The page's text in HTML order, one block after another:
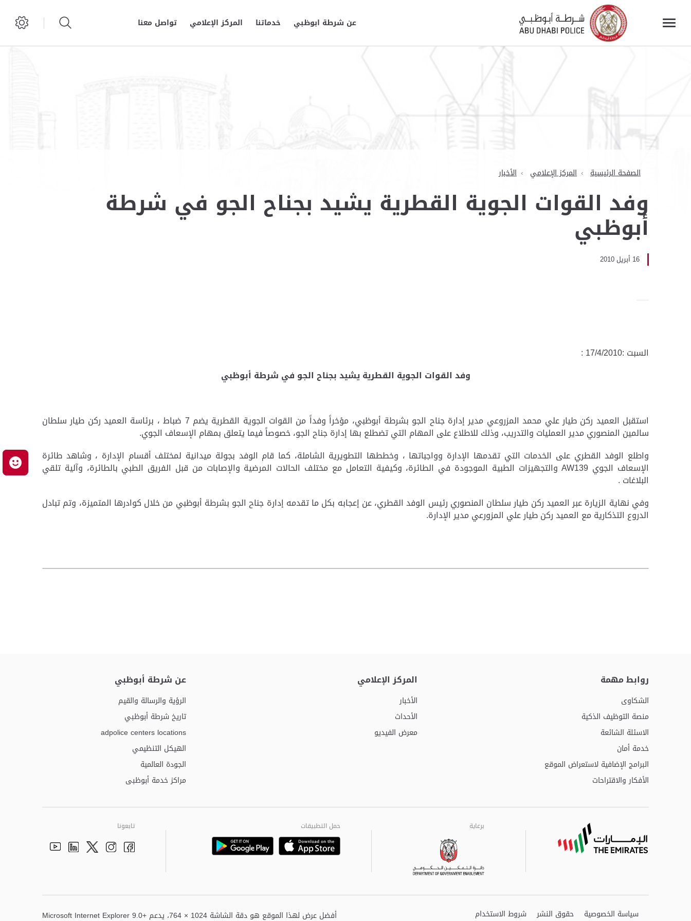
عن شرطة ابوظبي خدماتنا المركز الإعلامي تواصل معنا
الصفحة الرئيسية المركز الإعلامي الأخبار
وفد القوات الجوية القطرية يشيد بجناح الجو في شرطة
أبوظبي
16 أبريل 2010
السبت :17/4/2010 :
وفد القوات الجوية القطرية يشيد بجناح الجو في شرطة أبوظبي
استقبل العميد ركن طيار علي محمد المزروعي مدير إدارة جناح الجو بشرطة أبوظبي، مؤخراً وفداً من القوات الجوية القطرية يضم 7 ضباط ، برئاسة العميد ركن طيار سلطان
سالمين المنصوري مدير العمليات والتدريب، وذلك للاطلاع على المهام التي تضطلع بها إدارة جناح الجو، خصوصاً فيما يتعلق بمهام الإسعاف الجوي.
واطلع الوفد القطري على الخدمات التي تقدمها الإدارة وواجباتها ، وخططها التطويرية الشاملة، كما قام الوفد بجولة ميدانية لمختلف أقسام الإدارة ، وشاهد طائرة
الإسعاف الجوي AW139والتجهيزات الطبية الموجودة في الطائرة، وكيفية التعامل مع مختلف الحالات المرضية والإصابات من قبل الفريق الطبي بالطائرة، وآلية تلقي
البلاغات .
وفي نهاية الزيارة عبر العميد ركن طيار سلطان المنصوري رئيس الوفد القطري، عن إعجابه بكل ما تقدمه إدارة جناح الجو بشرطة أبوظبي من خلال كوادرها المتميزة، وتم تبادل
الدروع التذكارية مع العميد ركن طيار علي المزورعي مدير الإدارة.
روابط مهمة
الشكاوى
منصة التوظيف الذكية
الاسئلة الشائعة
خدمة أمان
البرامج الإضافية لاستعراض الموقع
الأفكار والاقتراحات
المركز الإعلامي
الأخبار
الأحداث
معرض الفيديو
عن شرطة أبوظبي
الرؤية والرسالة والقيم
تاريخ شرطة أبوظبي
adpolice centers locations
الهيكل التنظيمي
الجودة العالمية
مراكز خدمة أبوظبى
تابعونا
Facebook
Instagram
Twitter
Linkedin
Youtube
حمل التطبيقات
Google
Playstore
برعاية
برعاية
أفضل عرض لهذا الموقع هو دقة الشاشة 1024 × 764، يدعم Microsoft Internet Explorer 9.0+ سياسة الخصوصية حقوق النشر شروط الاستخدام